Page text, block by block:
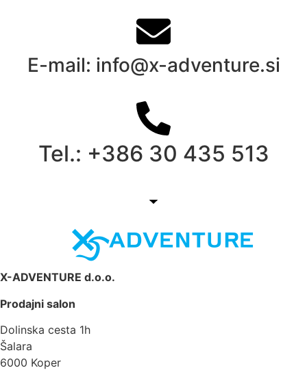
E-mail: info@x-adventure.si
Tel.: +386 30 435 513
X-ADVENTURE d.o.o.
Prodajni salon
Dolinska cesta 1h
Šalara
6000 Koper